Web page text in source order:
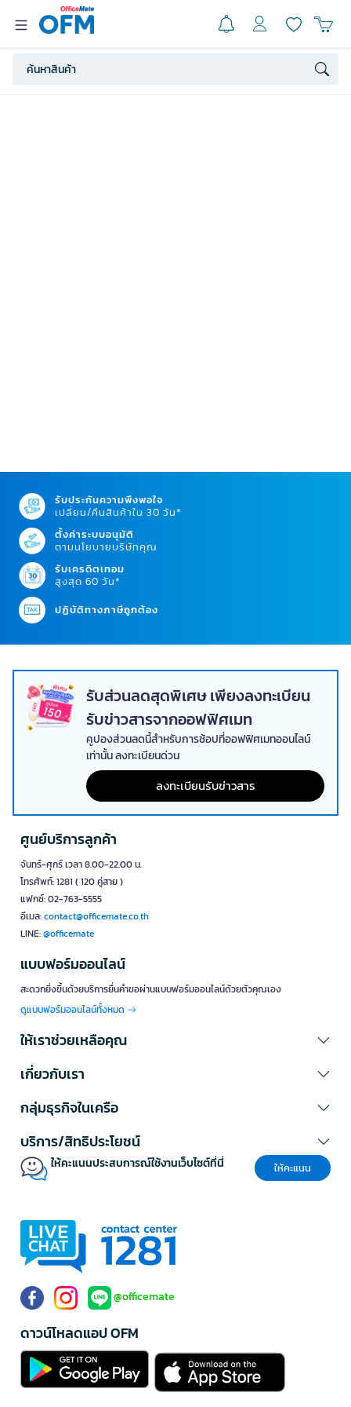
รับประกันความพึงพอใจ
เปลี่ยน/คืนสินค้าใน 30 วัน*
ตั้งค่าระบบอนุมัติ
ตามนโยบายบริษัทคุณ
รับเครดิตเทอม
สูงสุด 60 วัน*
ปฏิบัติทางภาษีถูกต้อง
รับส่วนลดสุดพิเศษ เพียงลงทะเบียน
รับข่าวสารจากออฟฟิศเมท
คูปองส่วนลดนี้สำหรับการช้อปที่ออฟฟิศเมทออนไลน์
เท่านั้น ลงทะเบียนด่วน
ลงทะเบียนรับข่าวสาร
ศูนย์บริการลูกค้า
จันทร์-ศุกร์ เวลา 8.00-22.00 น.
โทรศัพท์: 1281 ( 120 คู่สาย )
แฟกซ์: 02-763-5555
อีเมล:contact@officemate.co.th
LINE:@officemate
แบบฟอร์มออนไลน์
สะดวกยิ่งขึ้นด้วยบริการยื่นคำขอผ่านแบบฟอร์มออนไลน์ด้วยตัวคุณเอง
ดูแบบฟอร์มออนไลน์ทั้งหมด
ให้เราช่วยเหลือคุณ
เกี่ยวกับเรา
กลุ่มธุรกิจในเครือ
บริการ/สิทธิประโยชน์
ให้คะแนนประสบการณ์ใช้งานเว็บไซต์ที่นี่ ให้คะแนน
@officemate
ดาวน์โหลดแอป OFM